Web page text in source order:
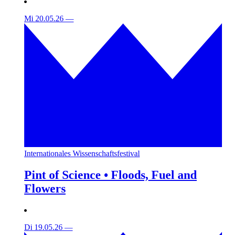
Mi 20.05.26 —
Internationales Wissenschaftsfestival
Pint of Science • Floods, Fuel and
Flowers
Di 19.05.26 —